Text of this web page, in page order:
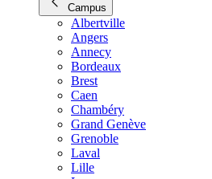
Campus
Albertville
Angers
Annecy
Bordeaux
Brest
Caen
Chambéry
Grand Genève
Grenoble
Laval
Lille